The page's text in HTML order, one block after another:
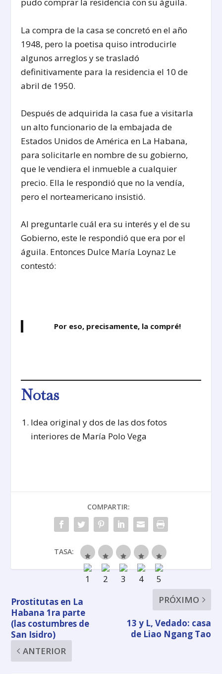
pudo comprar la residencia con su águila.
La compra de la casa se concretó en el año
1948, pero la poetisa quiso introducirle
algunos arreglos y se trasladó
definitivamente para la residencia el 10 de
abril de 1950.
Después de adquirida la casa fue a visitarla
un alto funcionario de la embajada de
Estados Unidos de América en La Habana,
para solicitarle en nombre de su gobierno,
que le vendiera el inmueble a cualquier
precio. Ella le respondió que no la vendía,
pero el norteamericano insistió.
Al preguntarle cuál era su interés y el de su
Gobierno, este le respondió que era por el
águila. Entonces Dulce María Loynaz Le
contestó:
Por eso, precisamente, la compré!
Notas
Idea original y dos de las dos fotos
interiores de María Polo Vega
COMPARTIR:
TASA:
Prostitutas en La
Habana 1ra parte
(las costumbres de
San Isidro)
ANTERIOR
PRÓXIMO
13 y L, Vedado: casa
de Liao Ngang Tao